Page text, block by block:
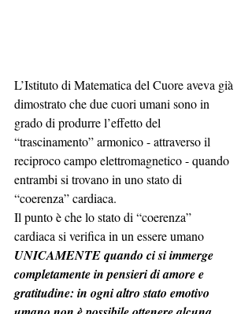
L’Istituto di Matematica del Cuore aveva già
dimostrato che due cuori umani sono in
grado di produrre l’effetto del
“trascinamento” armonico - attraverso il
reciproco campo elettromagnetico - quando
entrambi si trovano in uno stato di
“coerenza” cardiaca.
Il punto è che lo stato di “coerenza”
cardiaca si verifica in un essere umano
UNICAMENTE quando ci si immerge
completamente in pensieri di amore e
gratitudine: in ogni altro stato emotivo